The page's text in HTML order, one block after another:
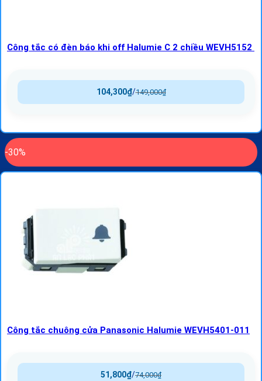
Công tắc có đèn báo khi off Halumie C 2 chiều WEVH5152
149,000₫
/
104,300₫
-30%
Công tắc chuông cửa Panasonic Halumie WEVH5401-011
74,000₫
/
51,800₫